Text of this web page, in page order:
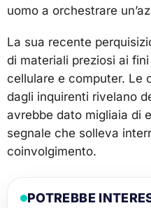
uomo a orchestrare
La sua recente
di materiali preziosi ai
cellulare e computer. Le
dagli inquirenti rivelano
avrebbe dato migliaia di
segnale che solleva
coinvolgimento.
POTREBBE